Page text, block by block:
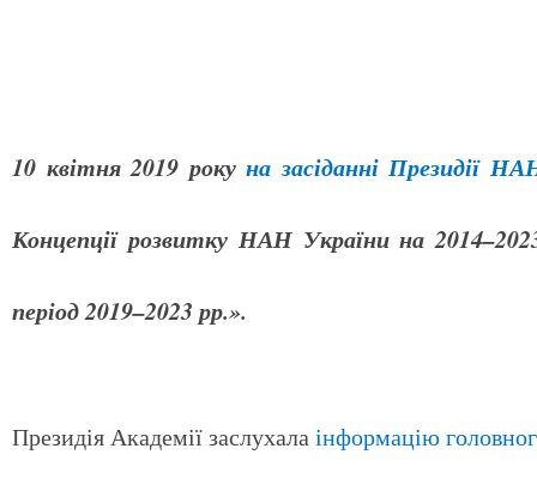
10 квітня 2019 рокуна засіданні Президії
Концепції розвитку НАН України на
період 2019–2023 рр.».
Президія Академії заслухалаінформацію